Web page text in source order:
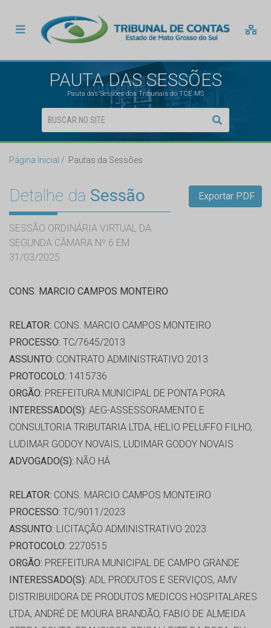
PAUTA DAS SESSÕES
Pauta das Sessões dos Tribunais do TCE MS
Página Inicial Pautas da Sessões
Detalhe da Sessão
SESSÃO ORDINÁRIA VIRTUAL DA
SEGUNDA CÂMARA Nº 6 EM
31/03/2025
Exportar PDF
CONS. MARCIO CAMPOS MONTEIRO
RELATOR: CONS. MARCIO CAMPOS MONTEIRO
PROCESSO: TC/7645/2013
ASSUNTO: CONTRATO ADMINISTRATIVO 2013
PROTOCOLO: 1415736
ORGÃO: PREFEITURA MUNICIPAL DE PONTA PORA
INTERESSADO(S): AEG-ASSESSORAMENTO E
CONSULTORIA TRIBUTARIA LTDA, HELIO PELUFFO FILHO,
LUDIMAR GODOY NOVAIS, LUDIMAR GODOY NOVAIS
ADVOGADO(S): NÃO HÁ
RELATOR: CONS. MARCIO CAMPOS MONTEIRO
PROCESSO: TC/9011/2023
ASSUNTO: LICITAÇÃO ADMINISTRATIVO 2023
PROTOCOLO: 2270515
ORGÃO: PREFEITURA MUNICIPAL DE CAMPO GRANDE
INTERESSADO(S): ADL PRODUTOS E SERVIÇOS, AMV
DISTRIBUIDORA DE PRODUTOS MEDICOS HOSPITALARES
LTDA, ANDRÉ DE MOURA BRANDÃO, FABIO DE ALMEIDA